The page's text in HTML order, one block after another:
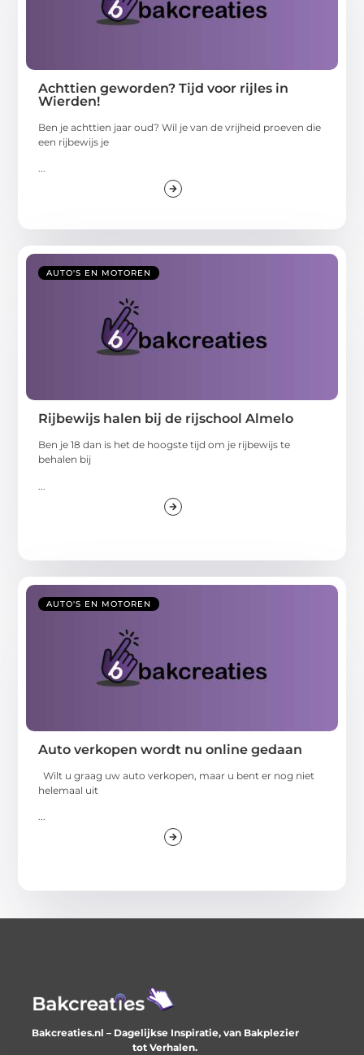
Achttien geworden? Tijd voor rijles in
Wierden!
Ben je achttien jaar oud? Wil je van de vrijheid proeven die
een rijbewijs je
...
AUTO'S EN MOTOREN
Rijbewijs halen bij de rijschool Almelo
Ben je 18 dan is het de hoogste tijd om je rijbewijs te
behalen bij
AUTO'S EN MOTOREN
Auto verkopen wordt nu online gedaan
Wilt u graag uw auto verkopen, maar u bent er nog niet
helemaal uit
...
Bakcreaties.nl – Dagelijkse Inspiratie, van Bakplezier
tot Verhalen.